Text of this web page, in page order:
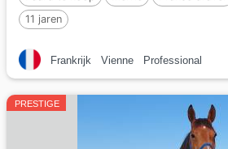
11 jaren
Frankrijk Vienne Professional
PRESTIGE